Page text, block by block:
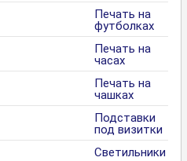
Печать на
футболках
Печать на
часах
Печать на
чашках
Подставки
под визитки
Светильники